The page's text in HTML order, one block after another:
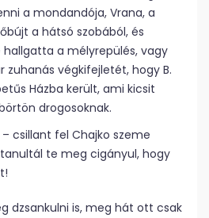
a mondandója, Vrana, a
a hátsó szobából, és
a mélyrepülés, vagy
zuhanás végkifejletét, hogy B.
Házba került, ami kicsit
drogosoknak.
csillant fel Chajko szeme
te meg cigányul, hogy
dzsankulni is, meg hát ott csak